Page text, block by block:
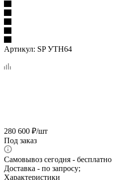
Артикул: SP УТН64
280 600 ₽/шт
Под заказ
Самовывоз сегодня - бесплатно
Доставка - по запросу;
Характеристики